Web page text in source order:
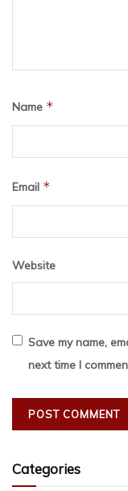
Name *
Email *
Website
Save my name,
next time I
Categories